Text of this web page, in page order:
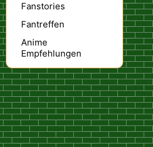
Fanstories
Fantreffen
Anime
Empfehlungen